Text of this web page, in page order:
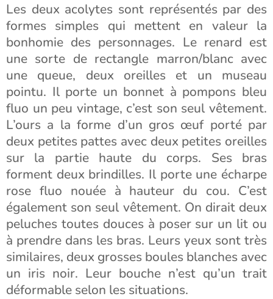
Les deux acolytes sont représentés par des
formes simples qui mettent en valeur la
bonhomie des personnages. Le renard est
une sorte de rectangle marron/blanc avec
une queue, deux oreilles et un museau
pointu. Il porte un bonnet à pompons bleu
fluo un peu vintage, c’est son seul vêtement.
L’ours a la forme d’un gros œuf porté par
deux petites pattes avec deux petites oreilles
sur la partie haute du corps. Ses bras
forment deux brindilles. Il porte une écharpe
rose fluo nouée à hauteur du cou. C’est
également son seul vêtement. On dirait deux
peluches toutes douces à poser sur un lit ou
à prendre dans les bras. Leurs yeux sont très
similaires, deux grosses boules blanches avec
un iris noir. Leur bouche n’est qu’un trait
déformable selon les situations.